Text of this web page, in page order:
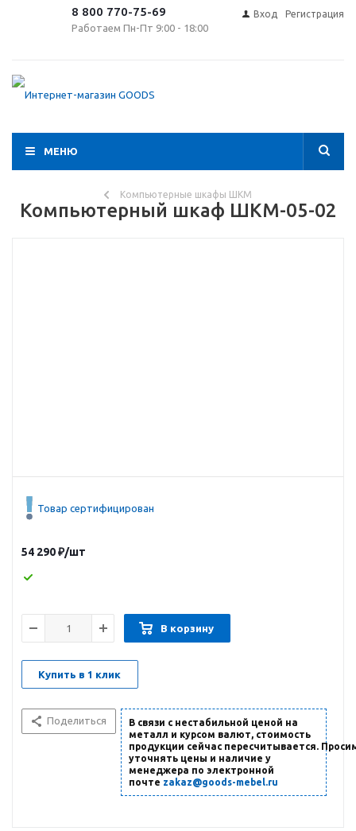
8 800 770-75-69
Работаем Пн-Пт 9:00 - 18:00
Вход Регистрация
МЕНЮ
Компьютерные шкафы ШКМ
Компьютерный шкаф ШКМ-05-02
Товар сертифицирован
54 290₽/шт
В корзину
Купить в 1 клик
Поделиться
В связи с нестабильной ценой на
металл и курсом валют, стоимость
продукции сейчас пересчитывается.
уточнять цены и наличие у
менеджера по электронной
почте zakaz@goods-mebel.ru